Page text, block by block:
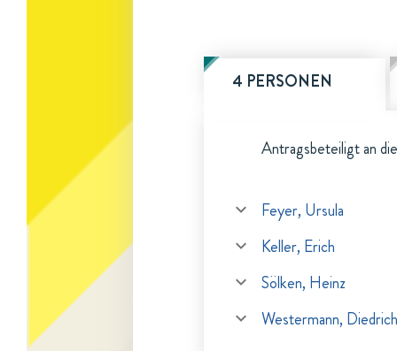
4 PERSONEN
Antragsbeteiligt an
Feyer, Ursula
Keller, Erich
Sölken, Heinz
Westermann, Diedrich